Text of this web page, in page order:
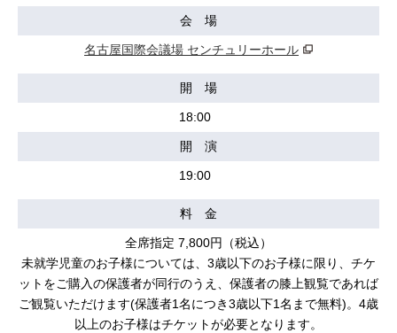
会 場
名古屋国際会議場 センチュリーホール
開 場
18:00
開 演
19:00
料 金
全席指定 7,800円（税込）
未就学児童のお子様については、3歳以下のお子様に限り、チケ
ットをご購入の保護者が同行のうえ、保護者の膝上観覧であれば
ご観覧いただけます(保護者1名につき3歳以下1名まで無料)。4歳
以上のお子様はチケットが必要となります。